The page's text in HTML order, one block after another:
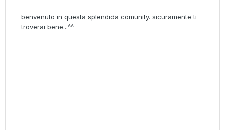
benvenuto in questa splendida comunity. sicuramente ti
troverai bene...^^